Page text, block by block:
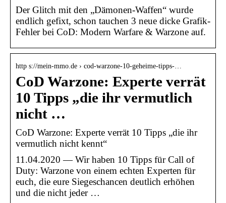
Der Glitch mit den „Dämonen-Waffen“ wurde
endlich gefixt, schon tauchen 3 neue dicke Grafik-
Fehler bei CoD: Modern Warfare & Warzone auf.
http s://mein-mmo.de › cod-warzone-10-geheime-tipps-…
CoD Warzone: Experte verrät
10 Tipps „die ihr vermutlich
nicht …
CoD Warzone: Experte verrät 10 Tipps „die ihr
vermutlich nicht kennt“
11.04.2020 — Wir haben 10 Tipps für Call of
Duty: Warzone von einem echten Experten für
euch, die eure Siegeschancen deutlich erhöhen
und die nicht jeder …